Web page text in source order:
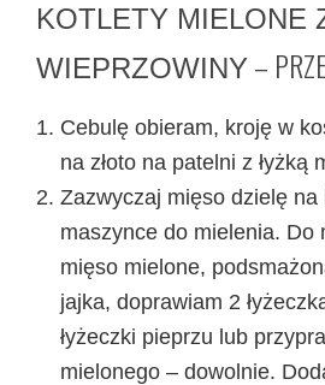
KOTLETY MIELONE
WIEPRZOWINY –
Cebulę obieram, kroję w
na złoto na patelni z łyżką
Zazwyczaj mięso dzielę na
maszynce do mielenia. Do
mięso mielone,
jajka, doprawiam 2
łyżeczki pieprzu lub
mielonego – dowolnie.